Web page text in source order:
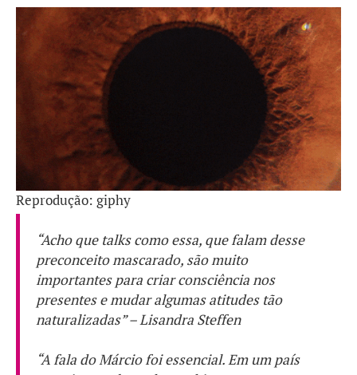
Reprodução: giphy
“Acho que talkscomo essa, que falam desse
preconceito mascarado, são muito
importantes para criar consciência nos
presentes e mudar algumas atitudes tão
naturalizadas” – Lisandra Steffen
“A fala do Márcio foi essencial. Em um país